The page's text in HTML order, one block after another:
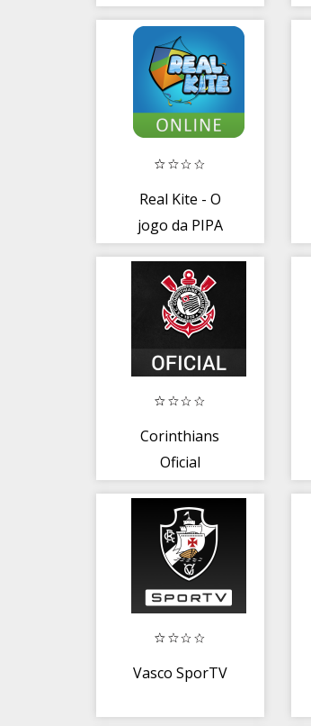
Real Kite - O
jogo da PIPA
Corinthians
Oficial
Vasco SporTV